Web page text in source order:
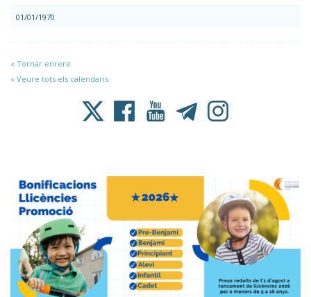
01/01/1970
« Tornar enrere
« Veure tots els calendaris